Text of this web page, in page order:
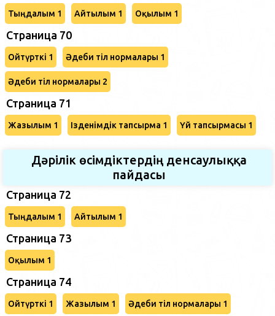
Тыңдалым 1 Айтылым 1 Оқылым 1
Cтраница 70
Ойтүрткі 1 Әдеби тіл нормалары 1
Әдеби тіл нормалары 2
Страница 71
Жазылым 1 Ізденімдік тапсырма 1 Үй тапсырмасы 1
Дәрілік өсімдіктердің денсаулыққа
пайдасы
Страница 72
Тыңдалым 1 Айтылым 1
Страница 73
Оқылым 1
Страница 74
Ойтүрткі 1 Жазылым 1 Әдеби тіл нормалары 1